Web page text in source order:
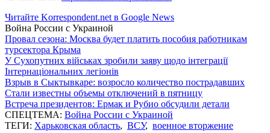
Читайте Korrespondent.net в Google News
Война России с Украиной
Провал сезона: Москва будет платить пособия работникам
турсектора Крыма
У Сухопутних військах зробили заяву щодо інтеграції
Інтернаціональних легіонів
Взрыв в Сыктывкаре: возросло количество пострадавших
Стали известны объемы отключений в пятницу
Встреча президентов: Ермак и Рубио обсудили детали
СПЕЦТЕМА: Война России с Украиной
ТЕГИ: Харьковская область, ВСУ, военное вторжение